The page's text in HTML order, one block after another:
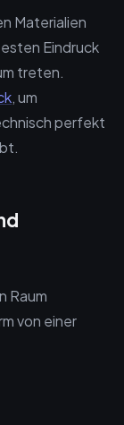
Materialien
Eindruck
treten.
, um
perfekt
Raum
von einer